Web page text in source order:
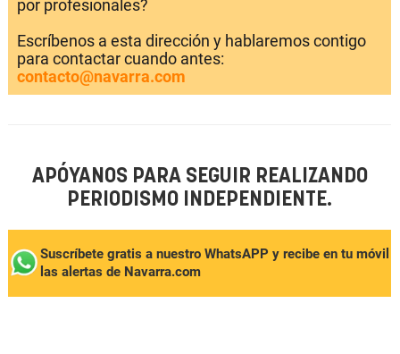
por profesionales?
Escríbenos a esta dirección y hablaremos contigo
para contactar cuando antes:
contacto@navarra.com
APÓYANOS PARA SEGUIR REALIZANDO
PERIODISMO INDEPENDIENTE.
Suscríbete gratis a nuestro WhatsAPP y recibe en tu móvil
las alertas de Navarra.com